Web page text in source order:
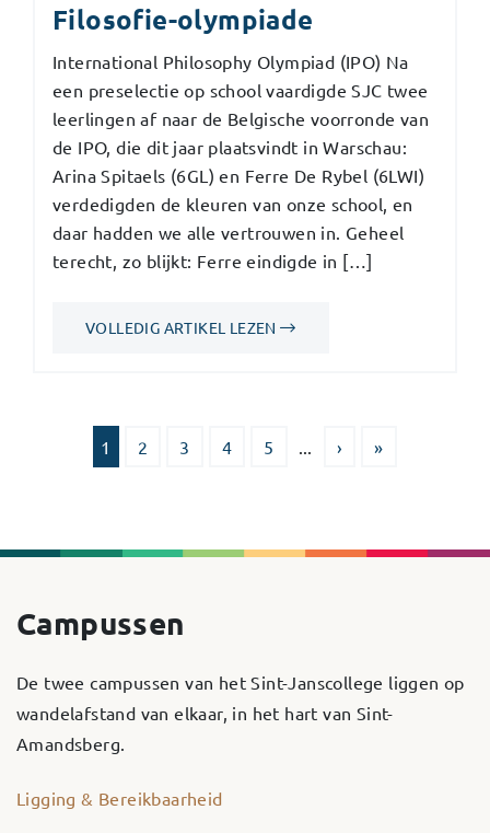
Filosofie-olympiade
International Philosophy Olympiad (IPO) Na
een preselectie op school vaardigde SJC twee
leerlingen af naar de Belgische voorronde van
de IPO, die dit jaar plaatsvindt in Warschau:
Arina Spitaels (6GL) en Ferre De Rybel (6LWI)
verdedigden de kleuren van onze school, en
daar hadden we alle vertrouwen in. Geheel
terecht, zo blijkt: Ferre eindigde in […]
VOLLEDIG ARTIKEL LEZEN
1 2 3 4 5 › »
Campussen
De twee campussen van het Sint-Janscollege liggen op
wandelafstand van elkaar, in het hart van Sint-
Amandsberg.
Ligging & Bereikbaarheid